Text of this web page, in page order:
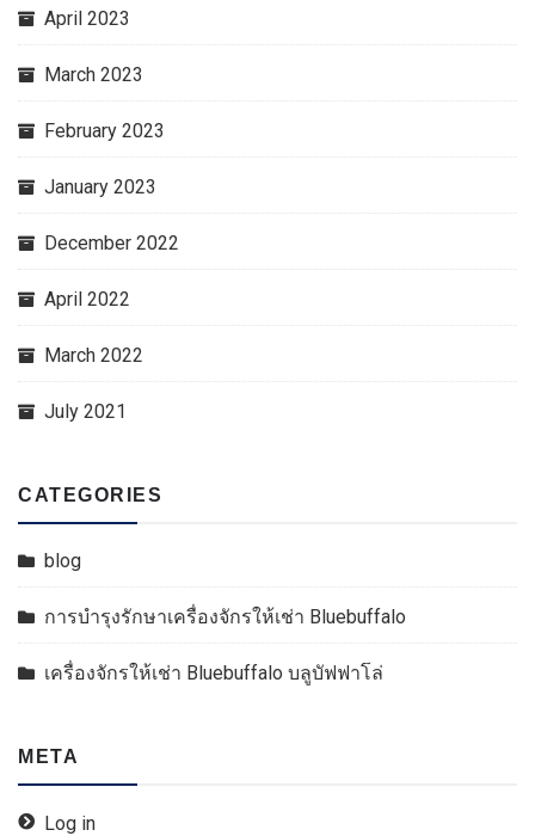
April 2023
March 2023
February 2023
January 2023
December 2022
April 2022
March 2022
July 2021
CATEGORIES
blog
การบำรุงรักษาเครื่องจักรให้เช่า Bluebuffalo
เครื่องจักรให้เช่า Bluebuffalo บลูบัฟฟาโล่
META
Log in